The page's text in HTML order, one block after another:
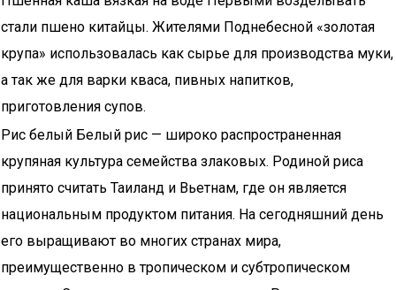
стали пшено китайцы. Жителями Поднебесной «золотая
крупа» использовалась как сырье для производства муки,
а так же для варки кваса, пивных напитков,
приготовления супов.
Рис белый Белый рис — широко распространенная
крупяная культура семейства злаковых. Родиной риса
принято считать Таиланд и Вьетнам, где он является
национальным продуктом питания. На сегодняшний день
его выращивают во многих странах мира,
преимущественно в тропическом и субтропическом